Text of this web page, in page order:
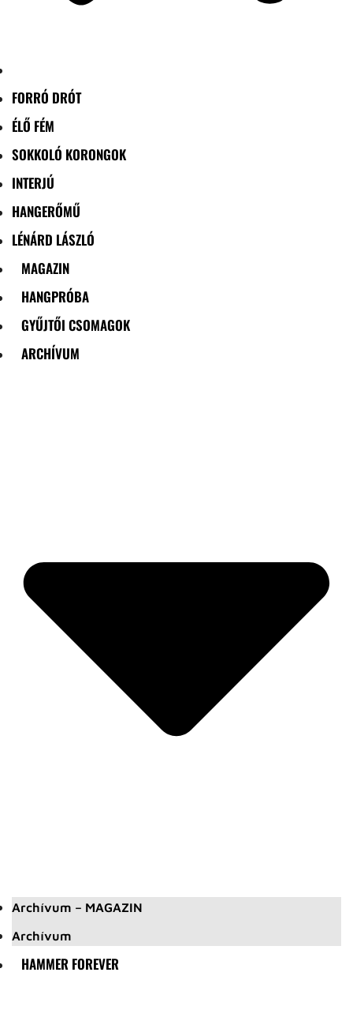
FORRÓ DRÓT
ÉLŐ FÉM
SOKKOLÓ KORONGOK
INTERJÚ
HANGERŐMŰ
LÉNÁRD LÁSZLÓ
MAGAZIN
HANGPRÓBA
GYŰJTŐI CSOMAGOK
ARCHÍVUM
Archívum – MAGAZIN
Archívum
HAMMER FOREVER